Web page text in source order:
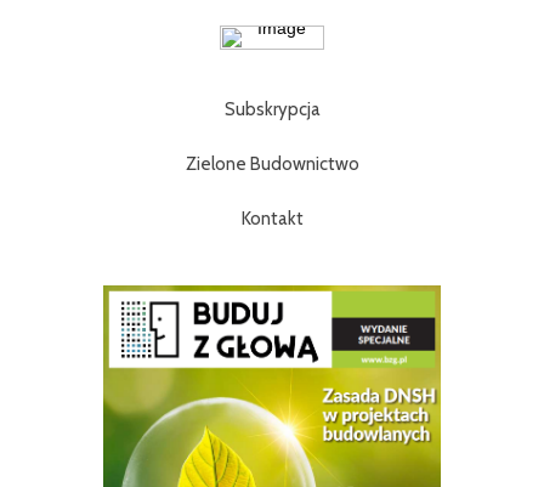
Subskrypcja
Zielone Budownictwo
Kontakt